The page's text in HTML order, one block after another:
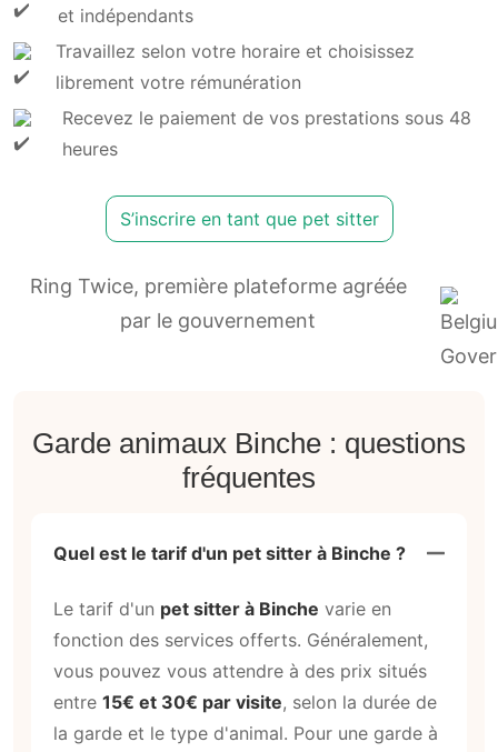
et indépendants
Travaillez selon votre horaire et choisissez
librement votre rémunération
Recevez le paiement de vos prestations sous 48
heures
S’inscrire en tant que pet sitter
Ring Twice, première plateforme agréée
par le gouvernement
Garde animaux Binche : questions
fréquentes
Quel est le tarif d'un pet sitter à Binche ?
Le tarif d'un pet sitter à Binche varie en
fonction des services offerts. Généralement,
vous pouvez vous attendre à des prix situés
entre 15€ et 30€ par visite, selon la durée de
la garde et le type d'animal. Pour une garde à